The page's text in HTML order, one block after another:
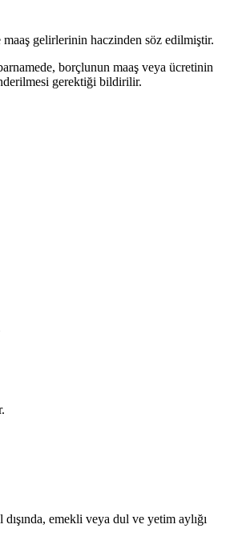
gelirlerinin haczinden söz edilmiştir.
borçlunun maaş veya ücretinin
gerektiği bildirilir.
emekli veya dul ve yetim aylığı